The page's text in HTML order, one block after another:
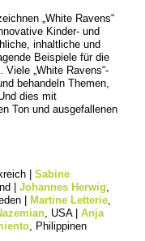
„White Ravens“
Kinder- und
inhaltliche und
Beispiele für die
„White Ravens“-
behandeln Themen,
dies mit
Ton und ausgefallenen
| Sabine
| Johannes Herwig,
| Martine Letterie,
, USA | Anja
, Philippinen